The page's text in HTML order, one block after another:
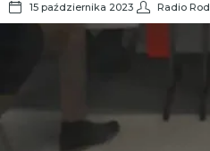
15 października 2023 Radio